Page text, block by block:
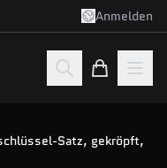
Anmelden
Satz, gekröpft,